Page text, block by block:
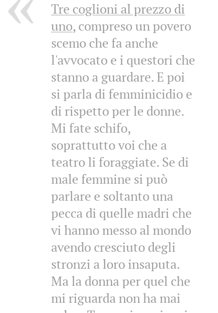
Tre coglioni al prezzo di
uno, compreso un povero
scemo che fa anche
l'avvocato e i questori che
stanno a guardare. E poi
si parla di femminicidio e
di rispetto per le donne.
Mi fate schifo,
soprattutto voi che a
teatro li foraggiate. Se di
male femmine si può
parlare e soltanto una
pecca di quelle madri che
vi hanno messo al mondo
avendo cresciuto degli
stronzi a loro insaputa.
Ma la donna per quel che
mi riguarda non ha mai